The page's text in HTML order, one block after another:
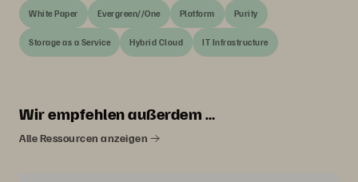
White Paper Evergreen//One Platform Purity
Storage as a Service Hybrid Cloud IT Infrastructure
Wir empfehlen außerdem …
Alle Ressourcen anzeigen